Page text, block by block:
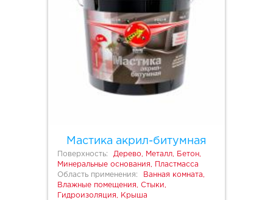
Мастика акрил-битумная
Поверхность:
Дерево, Металл, Бетон,
Минеральные основания, Пластмасса
Область применения:
Ванная комната,
Влажные помещения, Стыки,
Гидроизоляция, Крыша